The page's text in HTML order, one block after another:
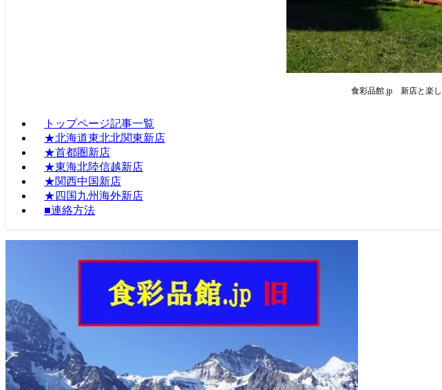
食彩品館.jp 新店と楽
トップページ記事一覧
★北海道東北北関東新店
★首都圏新店
★東海北陸信越新店
★関西中国新店
★四国九州海外新店
■連絡方法